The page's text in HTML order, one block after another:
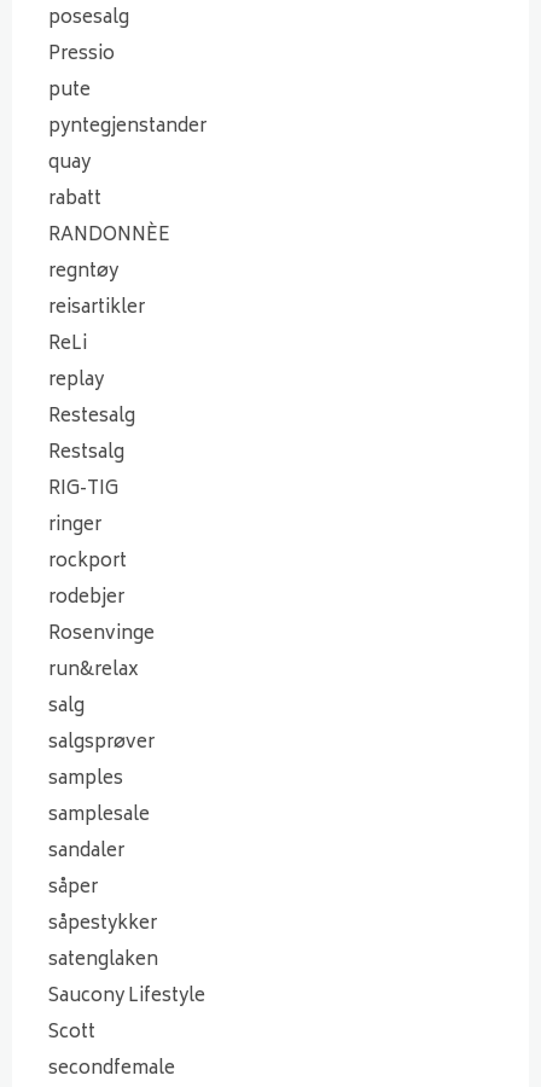
posesalg
Pressio
pute
pyntegjenstander
quay
rabatt
RANDONNÈE
regntøy
reisartikler
ReLi
replay
Restesalg
Restsalg
RIG-TIG
ringer
rockport
rodebjer
Rosenvinge
run&relax
salg
salgsprøver
samples
samplesale
sandaler
såper
såpestykker
satenglaken
Saucony Lifestyle
Scott
secondfemale